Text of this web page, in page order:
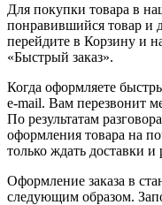
Для покупки товара в
понравившийся товар и
перейдите в Корзину и
«Быстрый заказ».
Когда оформляете
e-mail. Вам перезвонит
По результатам
оформления товара на
только ждать доставки и
Оформление заказа в
следующим образом.